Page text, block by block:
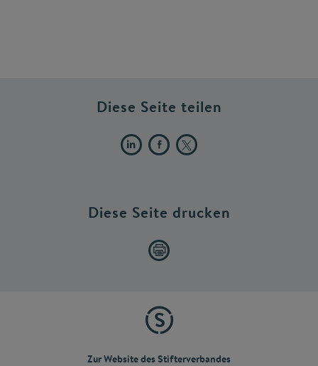
Diese Seite teilen
Diese Seite drucken
Zur Website des Stifterverbandes